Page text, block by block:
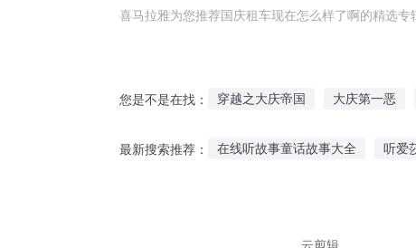
喜马拉雅为您推荐国庆租车现在怎么样了啊的精选
您是不是在找： 穿越之大庆帝国 大庆第一恶
最新搜索推荐： 在线听故事童话故事大全 听爱
云剪辑